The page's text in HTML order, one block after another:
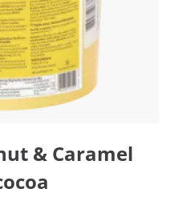
& Caramel